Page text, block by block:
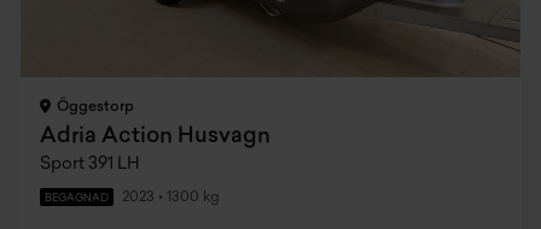
Öggestorp
Adria Action Husvagn
Sport 391 LH
BEGAGNAD 2023 • 1300 kg